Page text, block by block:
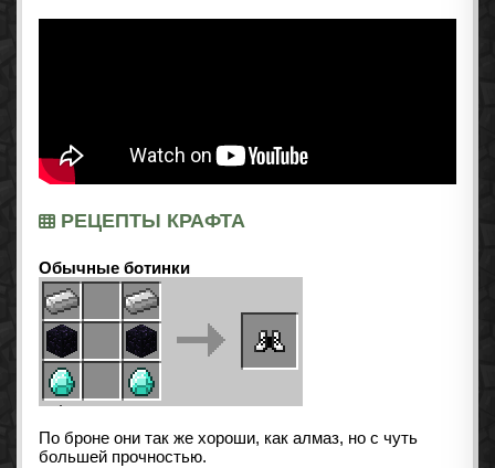
РЕЦЕПТЫ КРАФТА
Обычные ботинки
По броне они так же хороши, как алмаз, но с чуть
большей прочностью.